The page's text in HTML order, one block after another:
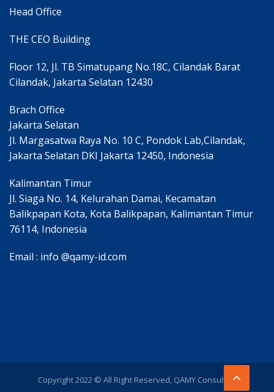
Head Office
THE CEO Building
Floor 12, Jl. TB Simatupang No.18C, Cilandak Barat
Cilandak, Jakarta Selatan 12430
Brach Office
Jakarta Selatan
Jl. Margasatwa Raya No. 10 C, Pondok Lab,Cilandak,
Jakarta Selatan DKI Jakarta 12450, Indonesia
Kalimantan Timur
Jl. Siaga No. 14, Kelurahan Damai, Kecamatan
Balikpapan Kota, Kota Balikpapan, Kalimantan Timur
76114, Indonesia
Email : info @qamy-id.com
Copyright 2022 © All Right Reserved, QAMY Consulting